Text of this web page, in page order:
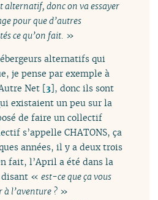
alternatif, donc on va essayer
pour que d’autres
ce qu’on fait. »
alternatifs qui
je pense par exemple à
Net [3], donc ils sont
existaient un peu sur la
de faire un collectif
s’appelle CHATONS, ça
années, il y a deux trois
fait, l’April a été dans la
disant «est-ce que ça vous
à l’aventure ? »